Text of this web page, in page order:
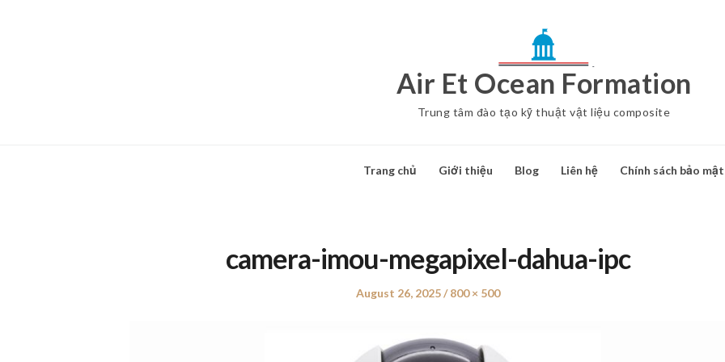
Air Et Ocean Formation
Trung tâm đào tạo kỹ thuật vật liệu composite
Trang chủ Giới thiệu Blog Liên hệ Chính sách bảo mật
camera-imou-megapixel-dahua-ipc
Posted
August 26, 2025
Full
800 × 500